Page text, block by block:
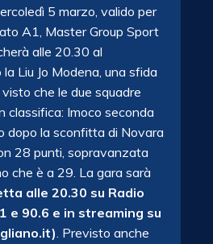
5 marzo, valido per
A1, Master Group Sport
alle 20.30 al
Liu Jo Modena, una sfida
che le due squadre
classifica: Imoco seconda
dopo la sconfitta di Novara
28 punti, sopravanzata
che è a 29. La gara sarà
alle 20.30 su Radio
e 90.6 e in streaming su
. Previsto anche